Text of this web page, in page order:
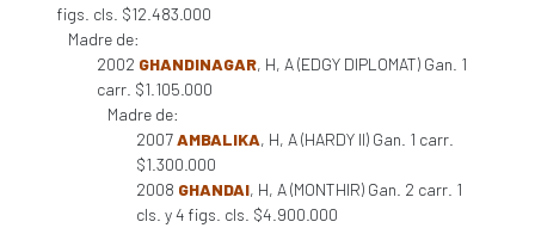
figs. cls. $12.483.000
Madre de:
2002 GHANDINAGAR, H, A (EDGY DIPLOMAT) Gan. 1
carr. $1.105.000
Madre de:
2007AMBALIKA, H, A (HARDY II) Gan. 1 carr.
$1.300.000
2008 GHANDAI, H, A (MONTHIR) Gan. 2 carr. 1
cls. y 4 figs. cls. $4.900.000